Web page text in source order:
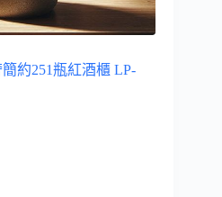
簡約251瓶紅酒櫃 LP-